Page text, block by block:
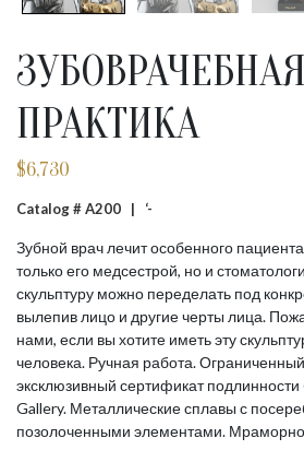
ЗУБОВРАЧЕБНАЯ
ПРАКТИКА
$6,730
Catalog # A200 | ‘-
Зубной врач лечит особенного
только его медсестрой, но и
скульптуру можно переделать под
вылепив лицо и другие черты лица.
нами, если вы хотите иметь эту
человека. Ручная работа.
эксклюзивный сертификат
Gallery. Металлические сплавы с
позолоченными элементами.